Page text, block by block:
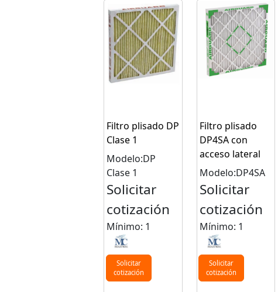
Filtro plisado DP
Clase 1
Modelo:DP
Clase 1
Solicitar
cotización
Mínimo: 1
Solicitar
cotización
Filtro plisado
DP4SA con
acceso lateral
Modelo:DP4SA
Solicitar
cotización
Mínimo: 1
Solicitar
cotización